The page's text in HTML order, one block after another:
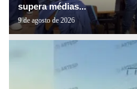
supera médias...
9 de agosto de 2026